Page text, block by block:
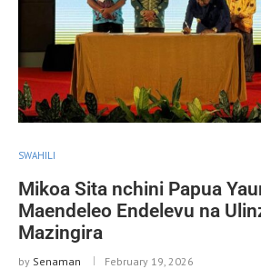
SWAHILI
Mikoa Sita nchini Papua
Maendeleo Endelevu na
Mazingira
by Senaman February 19, 2026